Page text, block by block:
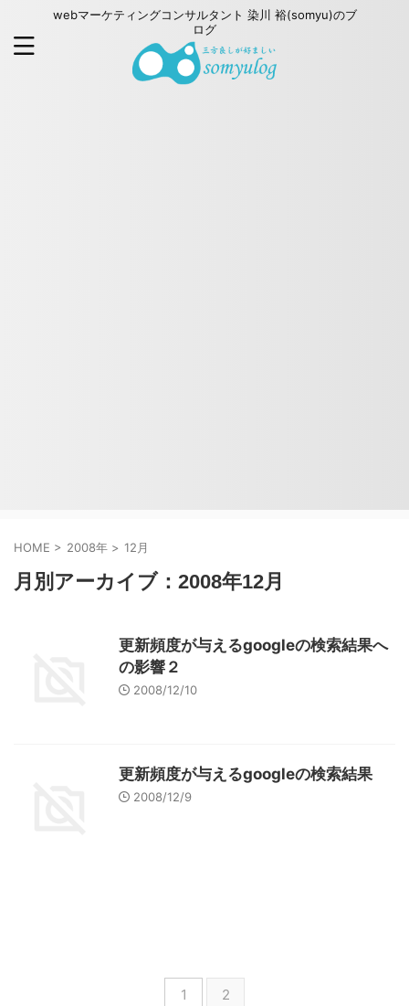
webマーケティングコンサルタント 染川 裕(somyu)のブ
ログ
HOME > 2008年 > 12月
月別アーカイブ：2008年12月
更新頻度が与えるgoogleの検索結果へ
の影響２
2008/12/10
更新頻度が与えるgoogleの検索結果
2008/12/9
1 2